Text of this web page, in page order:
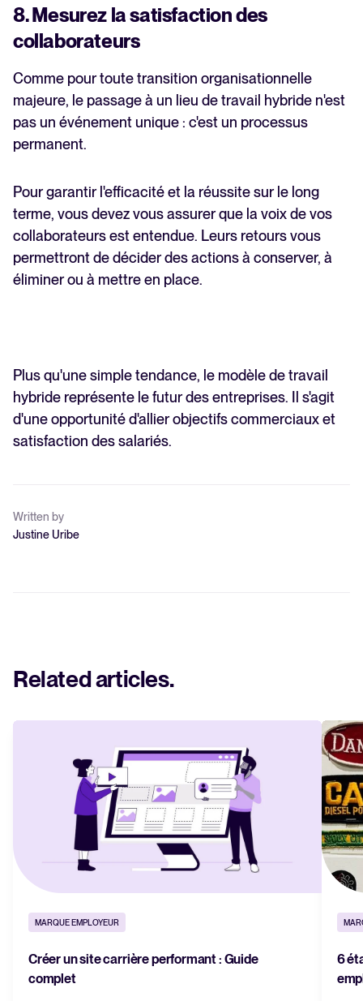
8. Mesurez la satisfaction des
collaborateurs
Comme pour toute transition organisationnelle
majeure, le passage à un lieu de travail hybride n'est
pas un événement unique : c'est un processus
permanent.
Pour garantir l'efficacité et la réussite sur le long
terme, vous devez vous assurer que la voix de vos
collaborateurs est entendue. Leurs retours vous
permettront de décider des actions à conserver, à
éliminer ou à mettre en place.
Plus qu'une simple tendance, le modèle de travail
hybride représente le futur des entreprises. Il s'agit
d'une opportunité d'allier objectifs commerciaux et
satisfaction des salariés.
Written by
Justine Uribe
Related articles.
MARQUE EMPLOYEUR
Créer un site carrière performant : Guide
complet
6